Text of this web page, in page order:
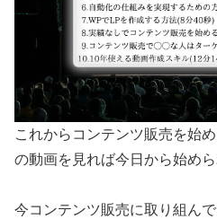
これからコンテンツ販売を始
の動画を見れば今日から始めら
今コンテンツ販売に取り組ん